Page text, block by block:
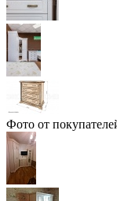
Фото от